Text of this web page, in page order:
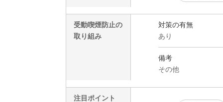
受動喫煙防止の
取り組み
対策の有無
あり
備考
その他
注目ポイント